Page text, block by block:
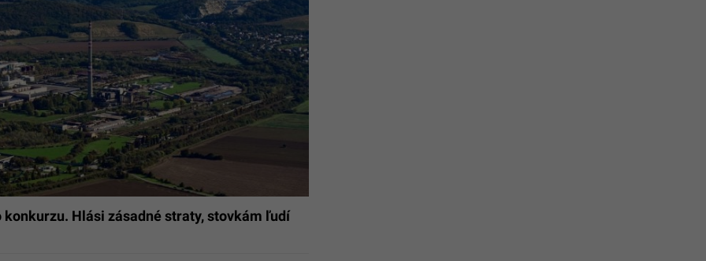
Hlási zásadné straty, stovkám ľudí